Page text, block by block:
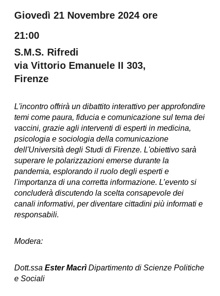
Giovedì 21 Novembre 2024 ore
21:00
S.M.S. Rifredi
via Vittorio Emanuele II 303,
Firenze
L'incontro offrirà un dibattito interattivo per approfondire
temi come paura, fiducia e comunicazione sul tema dei
vaccini, grazie agli interventi di esperti in medicina,
psicologia e sociologia della comunicazione
dell'Università degli Studi di Firenze. L'obiettivo sarà
superare le polarizzazioni emerse durante la
pandemia, esplorando il ruolo degli esperti e
l'importanza di una corretta informazione. L’evento si
concluderà discutendo la scelta consapevole dei
canali informativi, per diventare cittadini più informati e
responsabili.
Modera:
Dott.ssaEster MacrìDipartimento di Scienze Politiche
e Sociali